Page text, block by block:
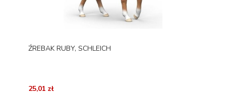
ŹREBAK RUBY, SCHLEICH
25,01 zł